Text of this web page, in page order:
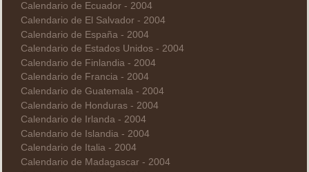
Calendario de Ecuador - 2004
Calendario de El Salvador - 2004
Calendario de España - 2004
Calendario de Estados Unidos - 2004
Calendario de Finlandia - 2004
Calendario de Francia - 2004
Calendario de Guatemala - 2004
Calendario de Honduras - 2004
Calendario de Irlanda - 2004
Calendario de Islandia - 2004
Calendario de Italia - 2004
Calendario de Madagascar - 2004